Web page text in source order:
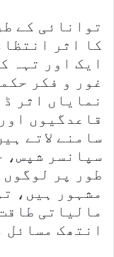
توانائی کے
کا اثر
ایک اور تہہ
غور و فکر
نمایاں اثر
قاعدگیوں
سامنے لاتے
سپانسر شپس،
طور پر
مشہور ہیں،
مالیاتی
انتھک مسائل